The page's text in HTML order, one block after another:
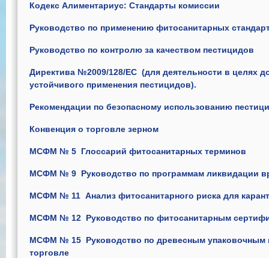
Кодекс Алиментариус: Стандарты комиссии
Руководство по применению фитосанитарных
Руководство по контролю за качеством пестицидов
Директива №2009/128/EC (для деятельности в целях
устойчивого применения пестицидов).
Рекомендации по безопасному использованию
Конвенция о торговле зерном
МСФМ № 5 Глоссарий фитосанитарных терминов
МСФМ № 9 Руководство по программам ликвидации
МСФМ № 11 Анализ фитосанитарного риска для
МСФМ № 12 Руководство по фитосанитарным
МСФМ № 15 Руководство по древесным упаковочным
торговле